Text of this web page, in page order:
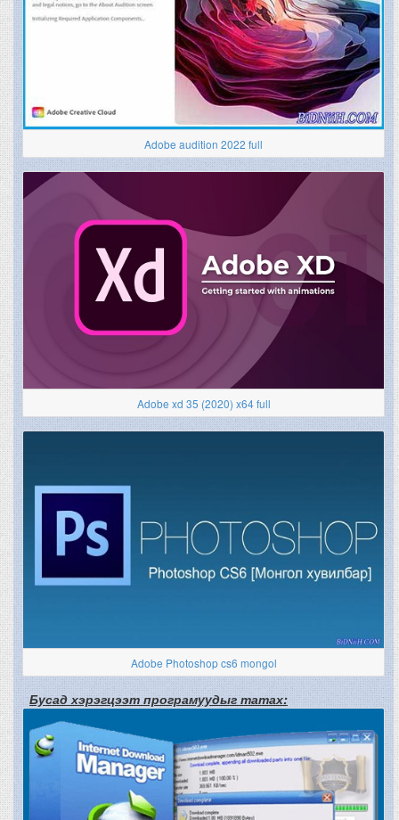
Adobe audition 2022 full
Adobe xd 35 (2020) x64 full
Adobe Photoshop cs6 mongol
Бусад хэрэгцээт програмуудыг татах: